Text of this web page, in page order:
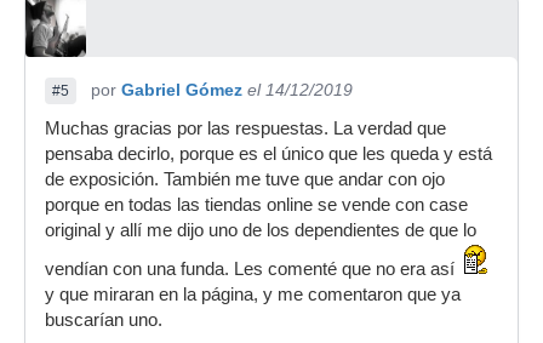
#5 por Gabriel Gómez el 14/12/2019
Muchas gracias por las respuestas. La verdad que
pensaba decirlo, porque es el único que les queda y está
de exposición. También me tuve que andar con ojo
porque en todas las tiendas online se vende con case
original y allí me dijo uno de los dependientes de que lo
vendían con una funda. Les comenté que no era así
y que miraran en la página, y me comentaron que ya
buscarían uno.